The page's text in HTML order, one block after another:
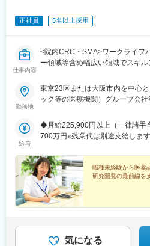
当社は日本初のmRNA医薬品の
業者として」mRNA医薬品の原
る世界初の統合型mRNA医薬品
た。2024年からは世界で初めて
（レプリコン）の商品化を予定
変更の範囲：会社の定める業務
正社員 5名以上採用
仕事内容
<院内CRC・SMA>ワークライフ
ー領域等含め幅広い領域でスキル
勤務地
東京23区または大阪市内を中心
ック等の医療機関）グループ会
県・神奈川県・福島県・京都府
R&D事業部 臨床開発グループ【
江2-2-18 ワールドホールディン
給与
◆月給225,900円以上（一律諸手
700万円※残業代は別途支給しま
職種未経験から医薬
研究開発の最前線を
気になる